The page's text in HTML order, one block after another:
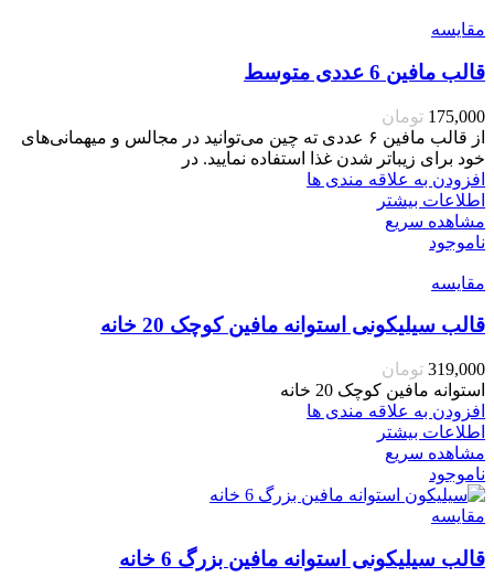
مقایسه
قالب مافین 6 عددی متوسط
175,000 تومان
از قالب مافین ۶ عددی ته چین می‌توانید در مجالس و میهمانی‌های
خود برای زیباتر شدن غذا استفاده نمایید. در
افزودن به علاقه مندی ها
اطلاعات بیشتر
مشاهده سریع
ناموجود
مقایسه
قالب سیلیکونی استوانه مافین کوچک 20 خانه
319,000 تومان
استوانه مافین کوچک 20 خانه
افزودن به علاقه مندی ها
اطلاعات بیشتر
مشاهده سریع
ناموجود
مقایسه
قالب سیلیکونی استوانه مافین بزرگ 6 خانه